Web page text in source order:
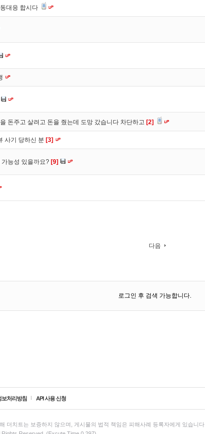
대응 합시다
돈주고 살려고 돈을 줬는데 도망 갔습니다 차단하고 [2]
사기 당하신 분 [3]
능성 있을까요? [9]
다음
로그인 후 검색 가능합니다.
보처리방침 API 사용 신청
더치트는 보증하지 않으며, 게시물의 법적 책임은 피해사례 등록자에게 있습니다.